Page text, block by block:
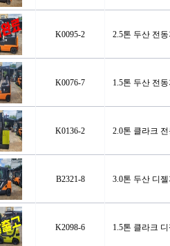
K0095-2 2.5톤 두산 전
K0076-7 1.5톤 두산 전
K0136-2 2.0톤 클라크
B2321-8 3.0톤 두산 디
K2098-6 1.5톤 클라크